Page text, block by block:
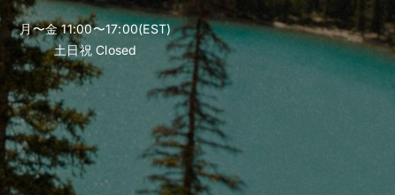
月〜金 11:00〜17:00(EST)
土日祝 Closed